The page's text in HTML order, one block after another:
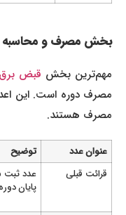
بخش مصرف و محاسبه
مهم‌ترین بخشقبض برق
مصرف دوره است. این
مصرف هستند.
عنوان عدد توضیح
قرائت قبلی
عدد ثبت
پایان دوره قبل